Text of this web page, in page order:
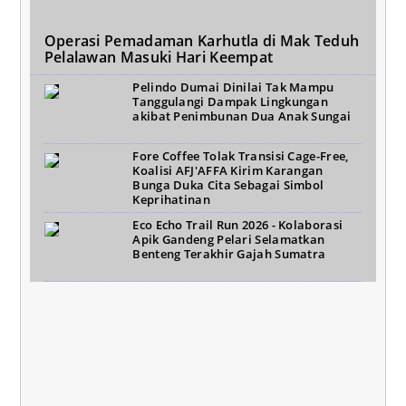
Operasi Pemadaman Karhutla di Mak Teduh
Pelalawan Masuki Hari Keempat
Pelindo Dumai Dinilai Tak Mampu
Tanggulangi Dampak Lingkungan
akibat Penimbunan Dua Anak Sungai
Fore Coffee Tolak Transisi Cage-Free,
Koalisi AFJ'AFFA Kirim Karangan
Bunga Duka Cita Sebagai Simbol
Keprihatinan
Eco Echo Trail Run 2026 - Kolaborasi
Apik Gandeng Pelari Selamatkan
Benteng Terakhir Gajah Sumatra